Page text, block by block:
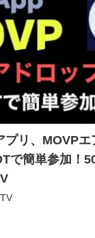
リ、MOVPエ
で簡単参加！